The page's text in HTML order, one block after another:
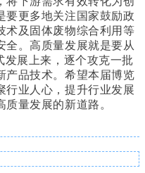
要更多地关注国家鼓励政
术及固体废物综合利用等
全。高质量发展就是要从
发展上来，逐个攻克一批
产品技术。希望本届博览
行业人心，提升行业发展
量发展的新道路。